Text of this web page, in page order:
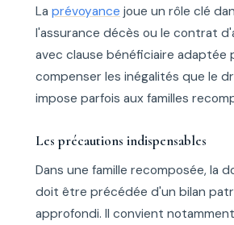
La prévoyance joue un rôle clé
l'assurance décès ou le contrat
avec clause bénéficiaire adaptée
compenser les inégalités que le
impose parfois aux familles
Les précautions indispensables
Dans une famille recomposée, la
doit être précédée d'un bilan
approfondi. Il convient